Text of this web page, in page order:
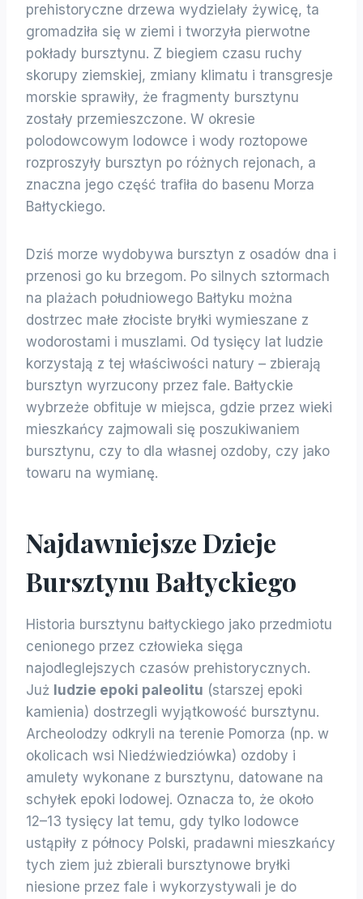
prehistoryczne drzewa wydzielały żywicę, ta
gromadziła się w ziemi i tworzyła pierwotne
pokłady bursztynu. Z biegiem czasu ruchy
skorupy ziemskiej, zmiany klimatu i transgresje
morskie sprawiły, że fragmenty bursztynu
zostały przemieszczone. W okresie
polodowcowym lodowce i wody roztopowe
rozproszyły bursztyn po różnych rejonach, a
znaczna jego część trafiła do basenu Morza
Bałtyckiego.
Dziś morze wydobywa bursztyn z osadów dna i
przenosi go ku brzegom. Po silnych sztormach
na plażach południowego Bałtyku można
dostrzec małe złociste bryłki wymieszane z
wodorostami i muszlami. Od tysięcy lat ludzie
korzystają z tej właściwości natury – zbierają
bursztyn wyrzucony przez fale. Bałtyckie
wybrzeże obfituje w miejsca, gdzie przez wieki
mieszkańcy zajmowali się poszukiwaniem
bursztynu, czy to dla własnej ozdoby, czy jako
towaru na wymianę.
Najdawniejsze Dzieje
Bursztynu Bałtyckiego
Historia bursztynu bałtyckiego jako przedmiotu
cenionego przez człowieka sięga
najodleglejszych czasów prehistorycznych.
Już ludzie epoki paleolitu (starszej epoki
kamienia) dostrzegli wyjątkowość bursztynu.
Archeolodzy odkryli na terenie Pomorza (np. w
okolicach wsi Niedźwiedziówka) ozdoby i
amulety wykonane z bursztynu, datowane na
schyłek epoki lodowej. Oznacza to, że około
12–13 tysięcy lat temu, gdy tylko lodowce
ustąpiły z północy Polski, pradawni mieszkańcy
tych ziem już zbierali bursztynowe bryłki
niesione przez fale i wykorzystywali je do